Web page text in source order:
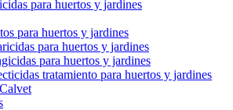
para huertos y jardines
para huertos y jardines
para huertos y jardines
para huertos y jardines
tratamiento para huertos y jardines